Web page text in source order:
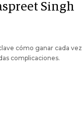
Singh
cómo ganar cada vez
complicaciones.